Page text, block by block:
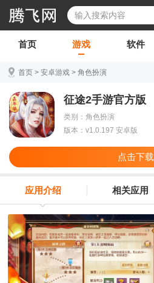
首页 游戏 软件
首页 > 安卓游戏 > 角色扮演
征途2手游官方版
类别：角色扮演
版本：v1.0.197 安卓版
点击下载
应用介绍 相关应用